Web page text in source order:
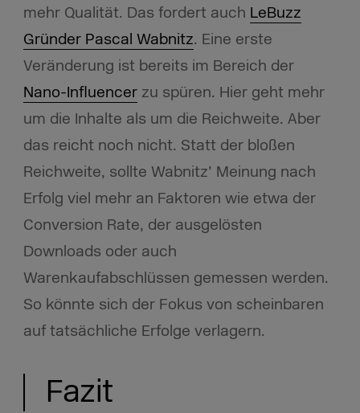
mehr Qualität. Das fordert auch LeBuzz
Gründer Pascal Wabnitz. Eine erste
Veränderung ist bereits im Bereich der
Nano-Influencerzu spüren. Hier geht mehr
um die Inhalte als um die Reichweite. Aber
das reicht noch nicht. Statt der bloßen
Reichweite, sollte Wabnitz’ Meinung nach
Erfolg viel mehr an Faktoren wie etwa der
Conversion Rate, der ausgelösten
Downloads oder auch
Warenkaufabschlüssen gemessen werden.
So könnte sich der Fokus von scheinbaren
auf tatsächliche Erfolge verlagern.
Fazit